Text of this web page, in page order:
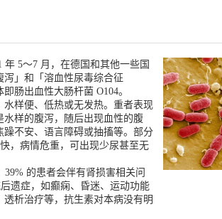
5～7 月，在德国和其他一些国
」和「溶血性尿毒综合征
肠出血性大肠杆菌 O104。
样便、低热或无发热。重者表现
样的腹泻，随后出现血性的腹
不安、语言障碍或抽搐等。部分
，病情危重，可出现少尿甚至无
的患者会伴有肾损害相关问
遗症，如癫痫、昏迷、运动功能
析治疗等，抗生素对本病没有明